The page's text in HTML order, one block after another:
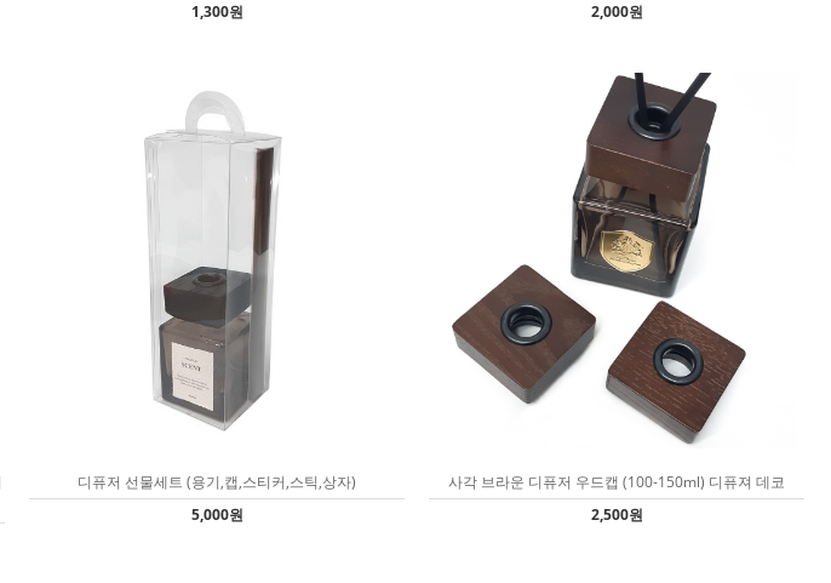
1,300원
2,000원
디퓨저 선물세트 (용기,캡,스티커,스틱,상자)
5,000원
사각 브라운 디퓨저 우드캡 (100-150ml) 디퓨져 데코
2,500원